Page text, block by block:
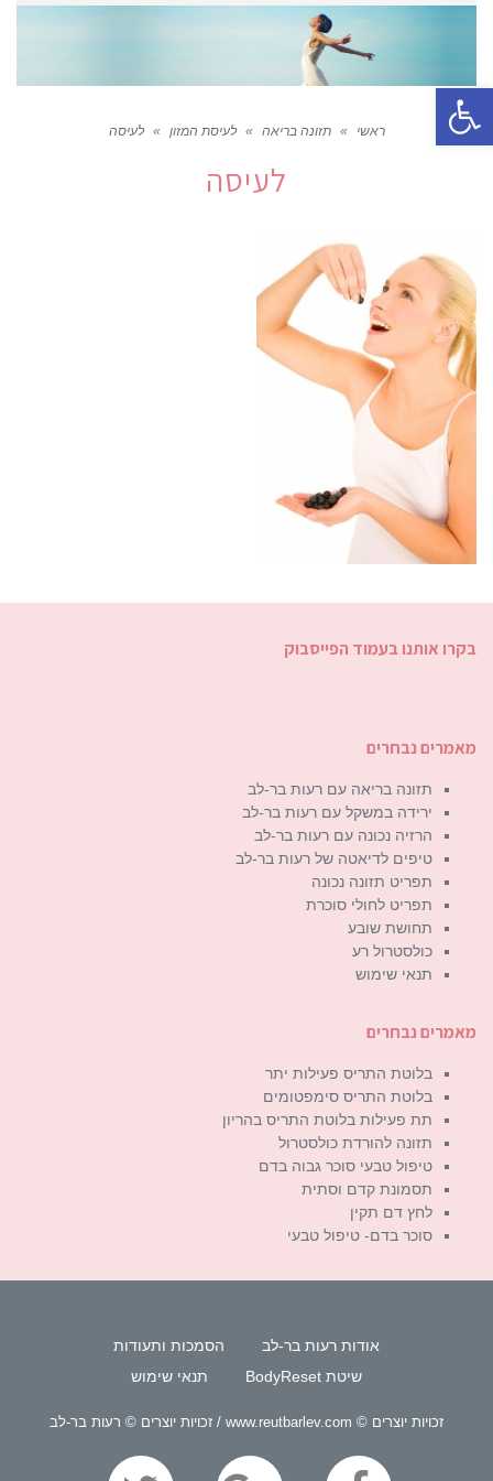
פתח סרגל נגישות
ראשי » תזונה בריאה » לעיסת המזון » לעיסה
לעיסה
בקרו אותנו בעמוד הפייסבוק
מאמרים נבחרים
תזונה בריאה עם רעות בר-לב
ירידה במשקל עם רעות בר-לב
הרזיה נכונה עם רעות בר-לב
טיפים לדיאטה של רעות בר-לב
תפריט תזונה נכונה
תפריט לחולי סוכרת
תחושת שובע
כולסטרול רע
תנאי שימוש
מאמרים נבחרים
בלוטת התריס פעילות יתר
בלוטת התריס סימפטומים
תת פעילות בלוטת התריס בהריון
תזונה להורדת כולסטרול
טיפול טבעי סוכר גבוה בדם
תסמונת קדם וסתית
לחץ דם תקין
סוכר בדם- טיפול טבעי
אודות רעות בר-לב
הסמכות ותעודות
שיטת BodyReset
תנאי שימוש
זכויות יוצרים © www.reutbarlev.com / זכויות יוצרים © רעות בר-לב